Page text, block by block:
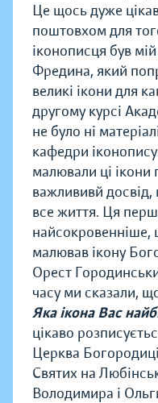
Це щось дуже
поштовхом для
іконописця був
Фредина, який
великі ікони для
другому курсі
не було ні
кафедри
малювали ці ікони
важлививй
все життя. Ця
найсокровенніше,
малював ікону
Орест
часу ми сказали,
Яка ікона Вас
цікаво
Церква
Святих на
Володимира і